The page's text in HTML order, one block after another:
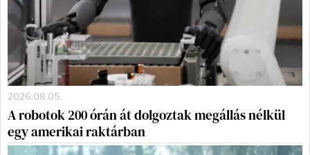
2026.08.05.
A robotok 200 órán át dolgoztak megállás nélkül
egy amerikai raktárban